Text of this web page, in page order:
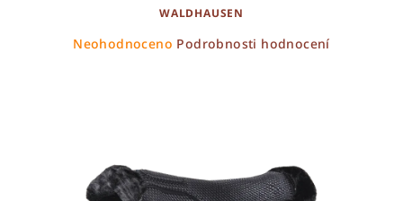
WALDHAUSEN
Průměrné
hvězdiček.
Neohodnoceno Podrobnosti hodnocení